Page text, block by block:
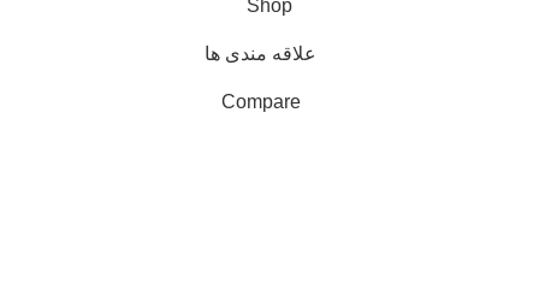
Shop
علاقه مندی ها
Compare